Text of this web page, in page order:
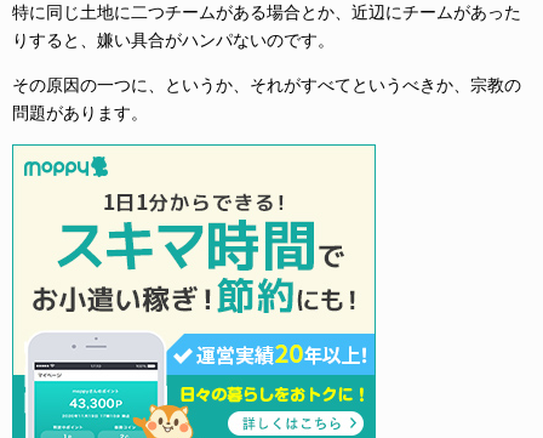
特に同じ土地に二つチームがある場合とか、近辺にチームがあった
りすると、嫌い具合がハンパないのです。
その原因の一つに、というか、それがすべてというべきか、宗教の
問題があります。